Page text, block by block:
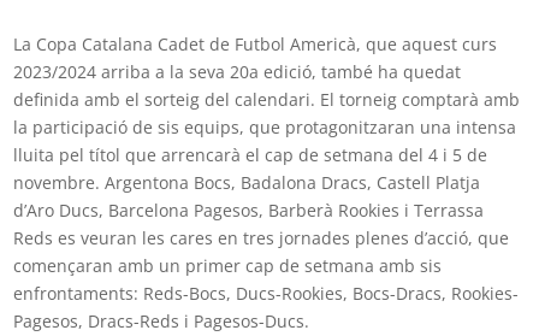
La Copa Catalana Cadet de Futbol Americà, que aquest curs
2023/2024 arriba a la seva 20a edició, també ha quedat
definida amb el sorteig del calendari. El torneig comptarà amb
la participació de sis equips, que protagonitzaran una intensa
lluita pel títol que arrencarà el cap de setmana del 4 i 5 de
novembre. Argentona Bocs, Badalona Dracs, Castell Platja
d’Aro Ducs, Barcelona Pagesos, Barberà Rookies i Terrassa
Reds es veuran les cares en tres jornades plenes d’acció, que
començaran amb un primer cap de setmana amb sis
enfrontaments: Reds-Bocs, Ducs-Rookies, Bocs-Dracs, Rookies-
Pagesos, Dracs-Reds i Pagesos-Ducs.